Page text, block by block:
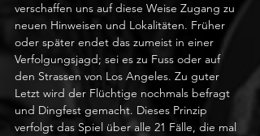
verschaffen uns auf diese Weise Zugang zu
neuen Hinweisen und Lokalitäten. Früher
oder später endet das zumeist in einer
Verfolgungsjagd; sei es zu Fuss oder auf
den Strassen von Los Angeles. Zu guter
Letzt wird der Flüchtige nochmals befragt
und Dingfest gemacht. Dieses Prinzip
verfolgt das Spiel über alle 21 Fälle, die mal